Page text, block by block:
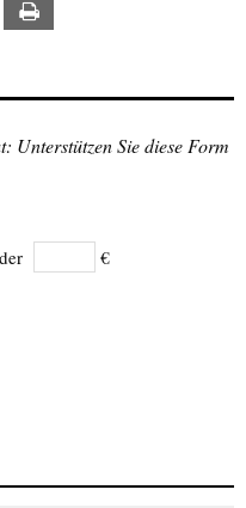
Email
Unterstützen Sie diese Form
€